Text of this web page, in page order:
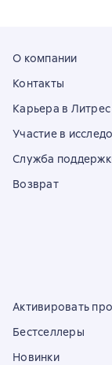
О компании
Контакты
Карьера в Литрес
Участие в
Служба
Возврат
Активировать
Бестселлеры
Новинки